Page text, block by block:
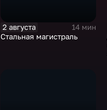
2 августа
14 мин
Стальная магистраль